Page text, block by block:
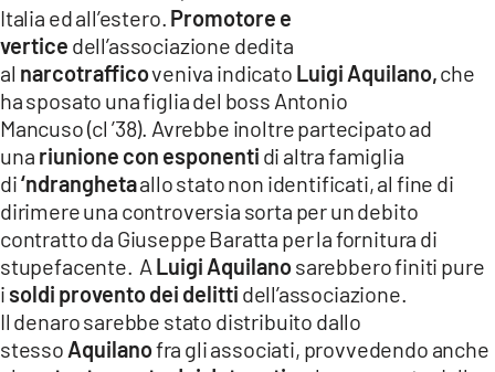
Italia ed all’estero. Promotore e
vertice dell’associazione dedita
al narcotrafficoveniva indicato Luigi Aquilano,che
ha sposato una figlia del boss Antonio
Mancuso (cl ’38). Avrebbe inoltre partecipato ad
una riunione con esponenti di altra famiglia
di‘ndranghetaallo stato non identificati, al fine di
dirimere una controversia sorta per un debito
contratto da Giuseppe Baratta per la fornitura di
stupefacente. A Luigi Aquilanosarebbero finiti pure
i soldi provento dei delitti dell’associazione.
Il denaro sarebbe stato distribuito dallo
stesso Aquilanofra gli associati, provvedendo anche